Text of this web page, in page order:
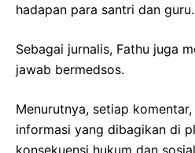
hadapan para santri dan guru.
Sebagai jurnalis, Fathu juga
jawab bermedsos.
Menurutnya, setiap
informasi yang dibagikan di
konsekuensi hukum dan